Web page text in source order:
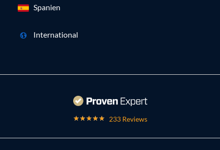
Spanien
International
233 Reviews